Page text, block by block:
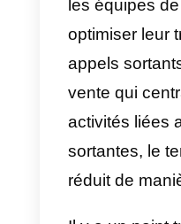
Pour
article
vente
pouvez
ces outils